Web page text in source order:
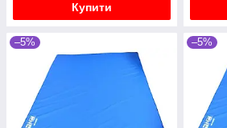
Купити
–5% –5%